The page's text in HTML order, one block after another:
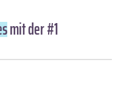
mit der #1